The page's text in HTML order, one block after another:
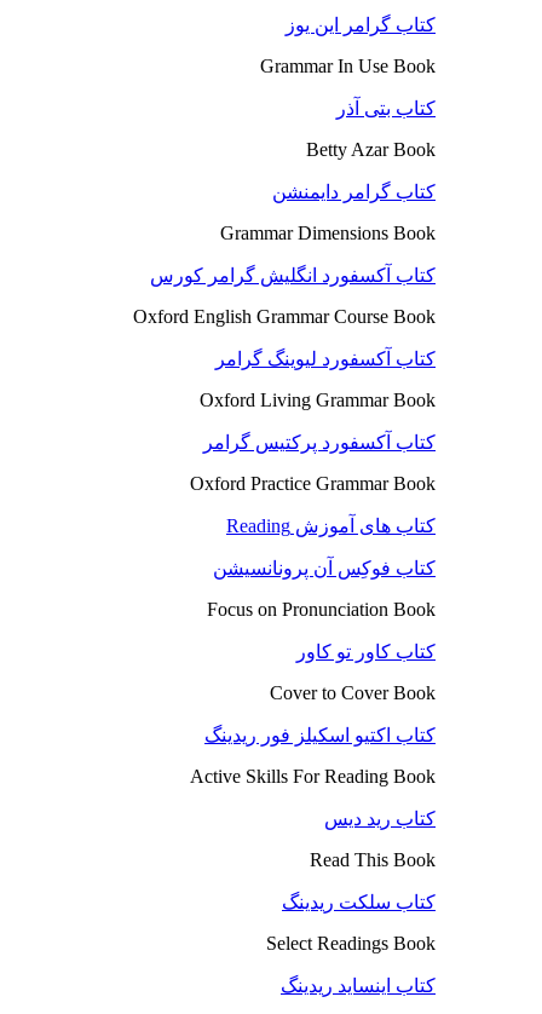
کتاب گرامر این یوز
Grammar In Use Book
کتاب بتی آذر
Betty Azar Book
کتاب گرامر دایمنشن
Grammar Dimensions Book
کتاب آکسفورد انگلیش گرامر کورس
Oxford English Grammar Course Book
کتاب آکسفورد لیوینگ گرامر
Oxford Living Grammar Book
کتاب آکسفورد پرکتیس گرامر
Oxford Practice Grammar Book
کتاب های آموزش Reading
کتاب فوکِس آن پرونانسیشن
Focus on Pronunciation Book
کتاب کاور تو کاور
Cover to Cover Book
کتاب اکتیو اسکیلز فور ریدینگ
Active Skills For Reading Book
کتاب رید دیس
Read This Book
کتاب سلکت ریدینگ
Select Readings Book
کتاب اینساید ریدینگ